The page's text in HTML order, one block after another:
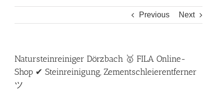
Previous Next
Natursteinreiniger Dörzbach 🥇 FILA Online-
Shop ✔ Steinreinigung, Zementschleierentferner
ツ